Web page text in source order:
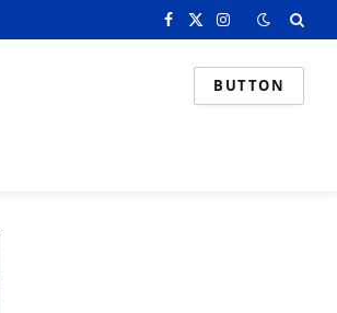
Facebook
X
Instagram
BUTTON